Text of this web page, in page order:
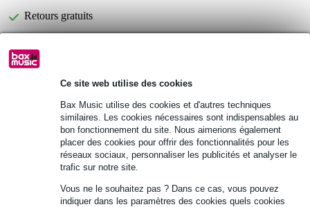
Ce site web utilise des cookies
Bax Music utilise des cookies et d'autres techniques
similaires. Les cookies nécessaires sont indispensables au
bon fonctionnement du site. Nous aimerions également
placer des cookies pour offrir des fonctionnalités pour les
réseaux sociaux, personnaliser les publicités et analyser le
trafic sur notre site.
Vous ne le souhaitez pas ? Dans ce cas, vous pouvez
indiquer dans les paramètres des cookies quels cookies
Retours gratuits
Informations
Tobago AGB45E
sac de transport pour guitare électrique
matériau extérieur : polyester 600 deniers